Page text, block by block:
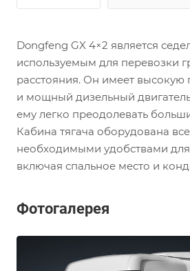
Dongfeng GX 4×2 является
используемым для перевозки
расстояния. Он имеет высокую
и мощный дизельный
ему легко преодолевать
Кабина тягача оборудована
необходимыми удобствами для
включая спальное место и
Фотогалерея